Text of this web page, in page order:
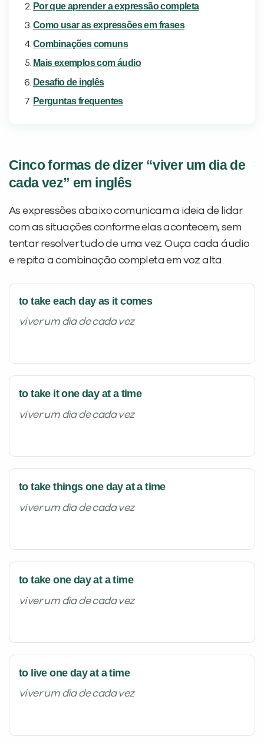
Por que aprender a expressão completa
Como usar as expressões em frases
Combinações comuns
Mais exemplos com áudio
Desafio de inglês
Perguntas frequentes
Cinco formas de dizer “viver um dia de
cada vez” em inglês
As expressões abaixo comunicam a ideia de lidar
com as situações conforme elas acontecem, sem
tentar resolver tudo de uma vez. Ouça cada áudio
e repita a combinação completa em voz alta.
to take each day as it comes
viver um dia de cada vez
to take it one day at a time
viver um dia de cada vez
to take things one day at a time
viver um dia de cada vez
to take one day at a time
viver um dia de cada vez
to live one day at a time
viver um dia de cada vez
Preencha com seus dados abaixo e
já vamos te colocar em contato
Sim Não
VOLTAR